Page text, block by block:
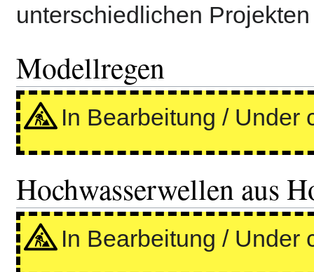
unterschiedlichen
Modellregen
In Bearbeitung / Under
Hochwasserwellen aus
In Bearbeitung / Under